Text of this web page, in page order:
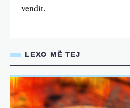
vendit.
LEXO MË TEJ